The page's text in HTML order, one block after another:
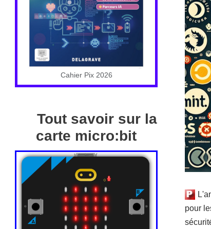
Cahier Pix 2026
Tout savoir sur la
carte micro:bit
pour